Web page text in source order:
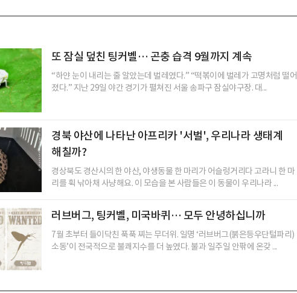
또 잠실 덮친 팅커벨… 곤충 습격 9월까지 계속
“하얀 눈이 내리는 줄 알았는데 벌레였다.” “떡볶이에 벌레가 고명처럼 떨어
졌다.” 지난 29일 야간 경기가 펼쳐진 서울 송파구 잠실야구장. 대...
경북 야산에 나타난 아프리카 '서벌', 우리나라 생태계
해칠까?
경상북도 경산시의 한 야산, 야생동물 한 마리가 어슬렁거리다 고라니 한 마
리를 휙 낚아채 사냥해요. 이 모습을 본 사람들은 이 동물이 우리나라 ...
러브버그, 팅커벨, 미국바퀴… 모두 안녕하십니까
7월 초부터 들이닥친 푹푹 찌는 무더위. 일명 ‘러브버그(붉은등우단털파리)
소동’이 전국적으로 불쾌지수를 더 높였다. 불과 일주일 안팎에 온갖 ...